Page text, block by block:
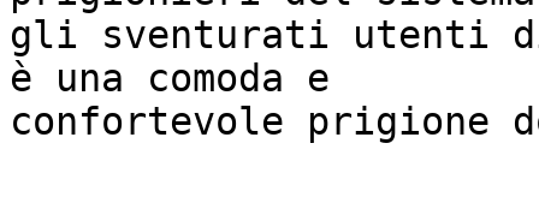
gli sventurati utenti di
è una comoda e
confortevole prigione